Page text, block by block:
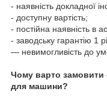
- наявність докладної
- доступну вартість;
- постійна наявність в
- заводську гарантію 1
— невимогливість до
Чому варто замовити
для машини?